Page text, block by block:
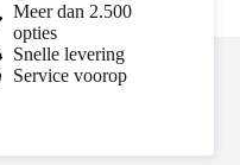
Meer dan 2.500
opties
Snelle levering
Service voorop